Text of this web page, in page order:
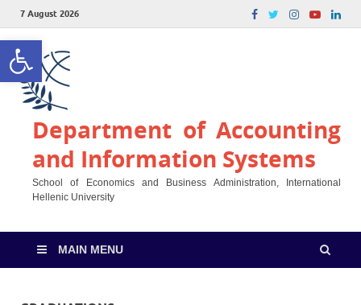
Open toolbar
7 August 2026
Department of Accounting
and Information Systems
School of Economics and Business Administration, International
Hellenic University
MAIN MENU